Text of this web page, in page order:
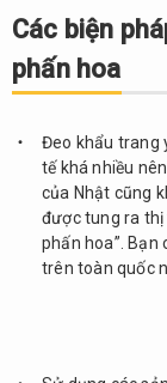
Các biện
phấn hoa
Đeo khẩu trang
tế khá nhiều
của Nhật cũng
được tung ra thị
phấn hoa”.
trên toàn quốc